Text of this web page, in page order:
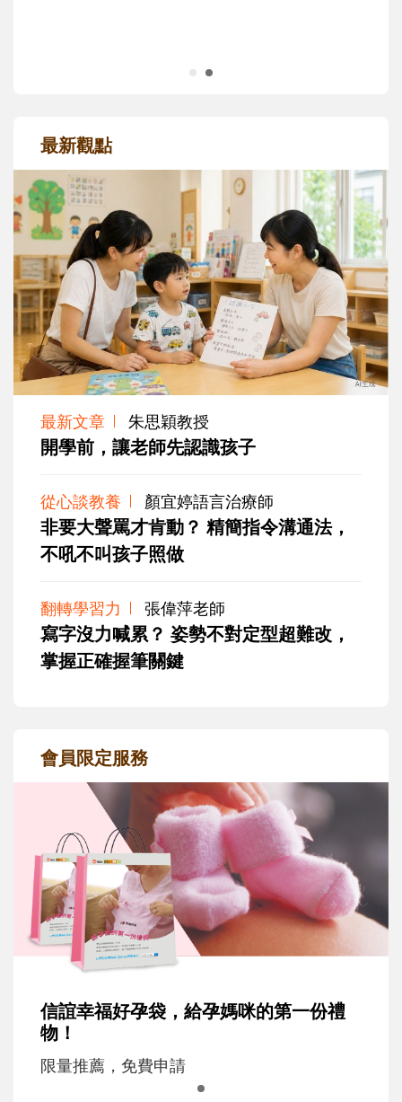
最新觀點
最新文章 朱思穎教授
開學前，讓老師先認識孩子
從心談教養 顏宜婷語言治療師
非要大聲罵才肯動？ 精簡指令溝通法，
不吼不叫孩子照做
翻轉學習力 張偉萍老師
寫字沒力喊累？ 姿勢不對定型超難改，
掌握正確握筆關鍵
會員限定服務
信誼幸福好孕袋，給孕媽咪的第一份禮
物！
限量推薦，免費申請